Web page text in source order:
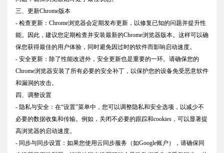
三、更新Chrome版本
- 检查更新：Chrome浏览器会定期发布更新，以修复已知的问题并提升性
能。因此，建议您定期检查并安装最新的Chrome浏览器版本。这样可以确
保您获得最佳的用户体验，同时避免因过时的软件而影响启动速度。
- 安全更新：除了性能改进外，安全更新也是重要的一环。请确保您的
Chrome浏览器安装了所有必要的安全补丁，以保护您的设备免受恶意软件
和漏洞的攻击。
四、调整设置
- 隐私与安全：在“设置”菜单中，您可以调整隐私和安全选项，以减少不
必要的数据收集和传输。例如，关闭不必要的跟踪和cookies，可以显著提
高浏览器的启动速度。
- 同步与同步设置：如果您使用云同步服务（如Google账户），请确保同